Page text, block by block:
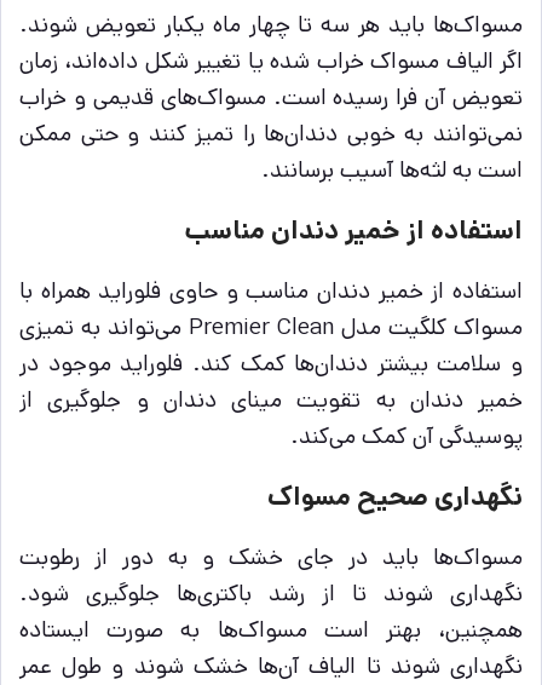
مسواک‌ها باید هر سه تا چهار ماه یکبار تعویض شوند.
اگر الیاف مسواک خراب شده یا تغییر شکل داده‌اند، زمان
تعویض آن فرا رسیده است. مسواک‌های قدیمی و خراب
نمی‌توانند به خوبی دندان‌ها را تمیز کنند و حتی ممکن
است به لثه‌ها آسیب برسانند.
استفاده از خمیر دندان مناسب
استفاده از خمیر دندان مناسب و حاوی فلوراید همراه با
مسواک کلگیت مدل Premier Clean می‌تواند به تمیزی
و سلامت بیشتر دندان‌ها کمک کند. فلوراید موجود در
خمیر دندان به تقویت مینای دندان و جلوگیری از
پوسیدگی آن کمک می‌کند.
نگهداری صحیح مسواک
مسواک‌ها باید در جای خشک و به دور از رطوبت
نگهداری شوند تا از رشد باکتری‌ها جلوگیری شود.
همچنین، بهتر است مسواک‌ها به صورت ایستاده
نگهداری شوند تا الیاف آن‌ها خشک شوند و طول عمر